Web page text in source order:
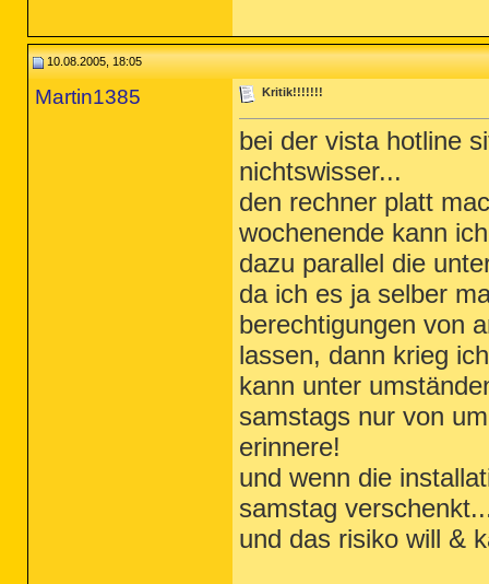
10.08.2005, 18:05
Martin1385 Kritik!!!!!!!
bei der vista hotline
nichtswisser...
den rechner platt
wochenende kann
dazu parallel die
da ich es ja selber
berechtigungen von
lassen, dann krieg
kann unter
samstags nur von
erinnere!
und wenn die
samstag
und das risiko will &